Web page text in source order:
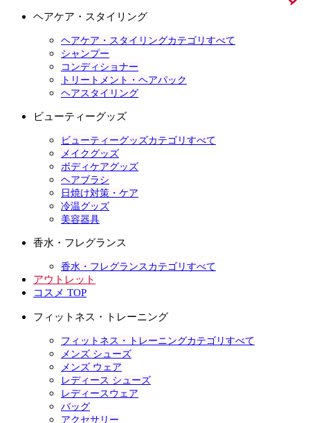
ヘアケア・スタイリング
ヘアケア・スタイリングカテゴリすべて
シャンプー
コンディショナー
トリートメント・ヘアパック
ヘアスタイリング
ビューティーグッズ
ビューティーグッズカテゴリすべて
メイクグッズ
ボディケアグッズ
ヘアブラシ
日焼け対策・ケア
冷温グッズ
美容器具
香水・フレグランス
香水・フレグランスカテゴリすべて
アウトレット
コスメ TOP
フィットネス・トレーニング
フィットネス・トレーニングカテゴリすべて
メンズ シューズ
メンズ ウェア
レディース シューズ
レディースウェア
バッグ
アクセサリー